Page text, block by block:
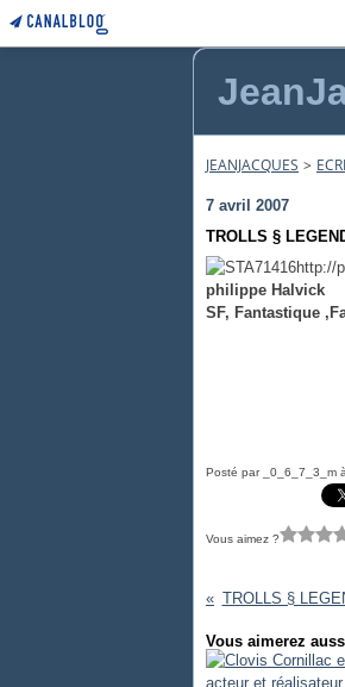
JEANJACQUES >
7 avril 2007
TROLLS §
http://
philippe Halvick
SF, Fantastique
Posté par _0_6_7_3_m
Vous aimez ?
TROLLS §
Vous aimerez